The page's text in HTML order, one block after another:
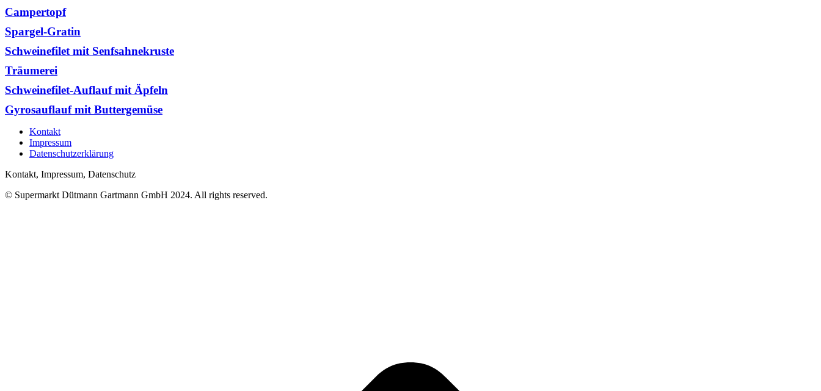
Campertopf
Spargel-Gratin
Schweinefilet mit Senfsahnekruste
Träumerei
Schweinefilet-Auflauf mit Äpfeln
Gyrosauflauf mit Buttergemüse
Kontakt
Impressum
Datenschutzerklärung
Kontakt, Impressum, Datenschutz
© Supermarkt Dütmann Gartmann GmbH 2024. All rights reserved.